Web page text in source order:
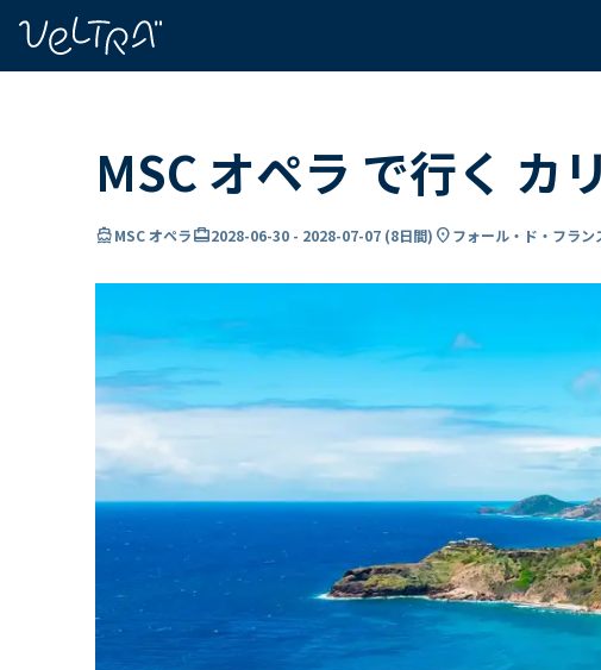
MSC オペラ で行く カ
directions_boatMSC オペラcard_travel2028-06-30 - 2028-07-07 (8日間) location_onフォール・ド・フラ